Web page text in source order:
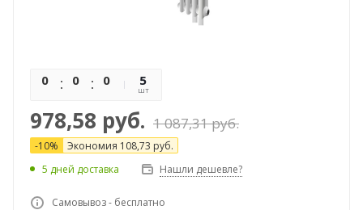
0 0 0 05
шт
978,58 руб. 1 087,31руб.
-10% Экономия 108,73 руб.
5 дней доставка
Нашли дешевле?
Самовывоз - бесплатно